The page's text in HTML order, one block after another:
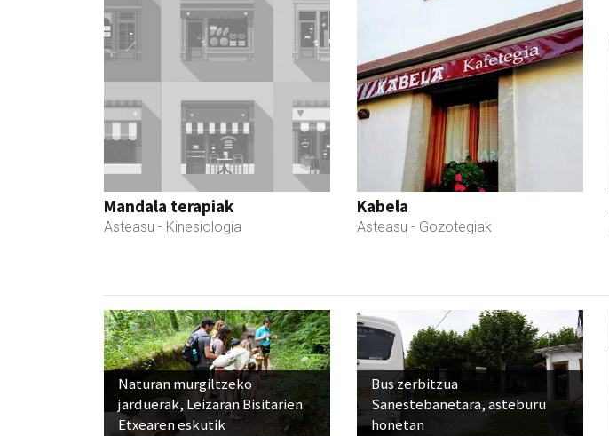
Mandala terapiak
Asteasu - Kinesiologia
Kabela
Asteasu - Gozotegiak
Naturan murgiltzeko
jarduerak, Leizaran Bisitarien
Etxearen eskutik
Bus zerbitzua
Sanestebanetara, asteburu
honetan